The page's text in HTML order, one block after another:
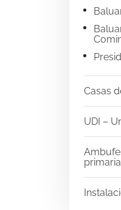
Casas
UDI –
primaria